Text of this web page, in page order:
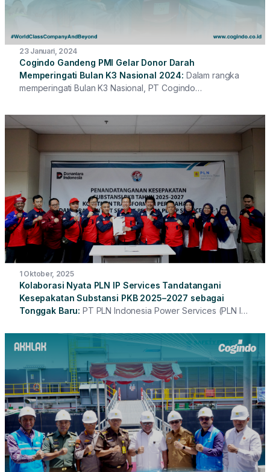
23 Januari, 2024
Cogindo Gandeng PMI Gelar Donor Darah
Memperingati Bulan K3 Nasional 2024 Dalam rangka
memperingati Bulan K3 Nasional, PT Cogindo
darah bertempat di Ruang Sinergi Cogindo Kantor Pusat.
Dalam Kegiatan ini Cogindo menggandeng PMI.
1 Oktober, 2025
Kolaborasi Nyata PLN IP Services Tandatangani
Kesepakatan Substansi PKB 2025–2027 sebagai
Tonggak Baru PT PLN Indonesia Power Services (PLN IP
Substansi Perjanjian Kerja Bersama (PKB) tahun 2025–2027
yang dirangkaikan dengan Komitmen Transformasi
Perusahaan serta Perayaan Hari Ulang Tahun (HUT) ke-1
Serikat Pekerja PLN IP Services. Acara yang berlangsung
di Kantor Pusat PLN IP Services, Jakarta, dihadiri oleh
seluruh jajaran Direksi PLN IP Services serta perwakilan
serikat pekerja dari berbagai unit di seluruh Indonesia.
Kehadiran Direksi yang turut mengenakan seragam serikat
pekerja menjadi simbol nyata sinergi, kebersamaan, dan
keterbukaan manajemen bersama seluruh pegawai.